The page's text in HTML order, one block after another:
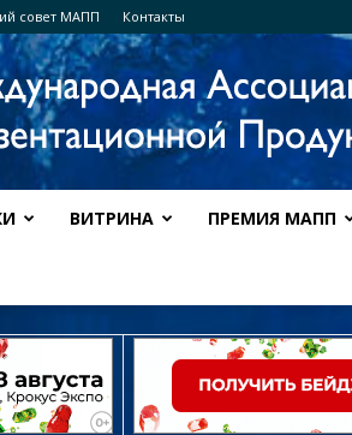
совет МАПП Контакты
ВИТРИНА ПРЕМИЯ МАПП